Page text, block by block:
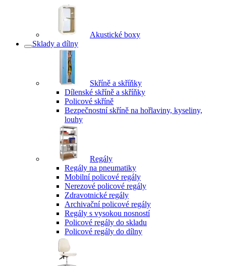
Akustické boxy
Sklady a dílny
Skříně a skříňky
Dílenské skříně a skříňky
Policové skříně
Bezpečnostní skříně na hořlaviny, kyseliny,
louhy
Regály
Regály na pneumatiky
Mobilní policové regály
Nerezové policové regály
Zdravotnické regály
Archivační policové regály
Regály s vysokou nosností
Policové regály do skladu
Policové regály do dílny